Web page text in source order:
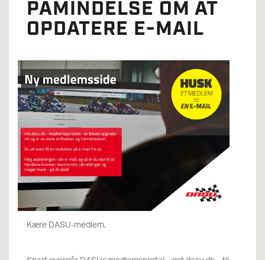
PÅMINDELSE OM AT
OPDATERE E-MAIL
Kære DASU-medlem,